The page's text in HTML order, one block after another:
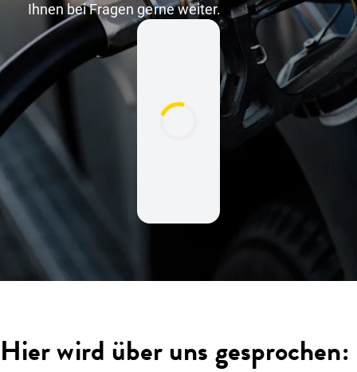
Ihnen bei Fragen gerne weiter.
Hier wird über uns gesprochen: